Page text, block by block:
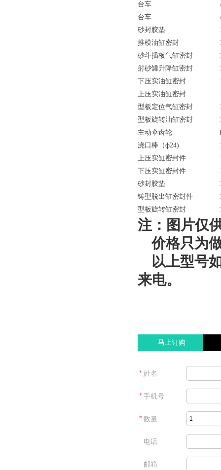
台车
台车
砂封胶垫
推模油缸密封
砂斗插板气缸密封
射砂罐升降缸密封
下压实油缸密封
上压实油缸密封
型板定位气缸密封
型板旋转油缸密封
主动伞齿轮
浇口棒（ф24)
上压实缸密封件
下压实缸密封件
砂封胶垫
铸型脱出缸密封件
型板旋转缸密封
注：图片仅
价格只为
以上型号
来电。
马上订购
＊ 姓名
＊ 手机号
＊ 数量
电话
邮箱